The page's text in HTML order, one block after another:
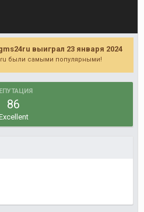
выиграл 23 января 2024
были самыми популярными!
86